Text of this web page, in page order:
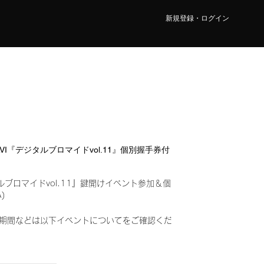
新規登録・ログイン
『デジタルブロマイドvol.11』個別握手券付
ブロマイドvol.11』鍵開けイベント参加＆個
)
間などは以下イベントについてをご確認くだ